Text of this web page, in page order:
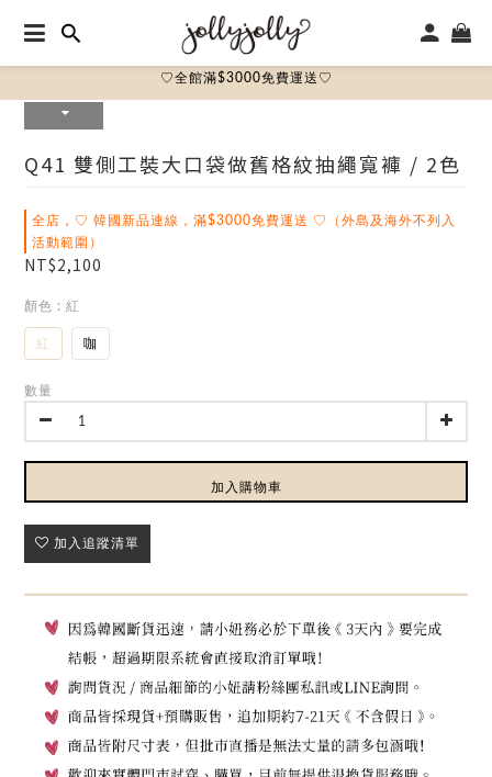
♡全館滿$3000免費運送♡
Q41 雙側工裝大口袋做舊格紋抽繩寬褲 / 2色
全店，♡ 韓國新品連線，滿$3000免費運送 ♡（外島及海外不列入
活動範圍）
NT$2,100
顏色 : 紅
紅 咖
數量
加入購物車
加入追蹤清單